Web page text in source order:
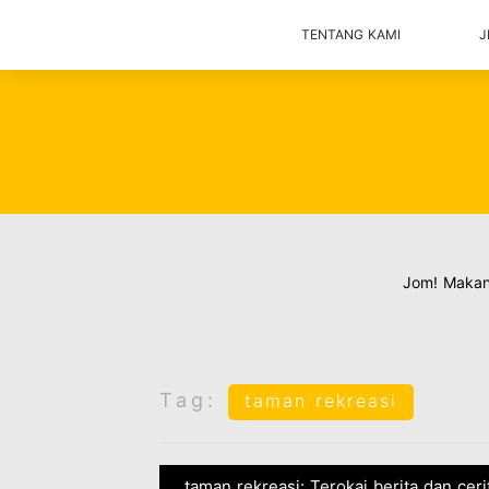
TENTANG KAMI
Jom!
Tag: taman rekreasi